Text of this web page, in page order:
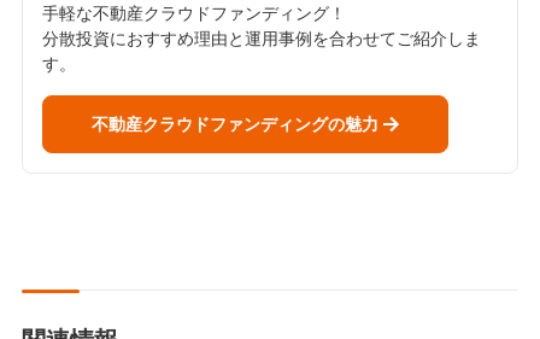
手軽な不動産クラウドファンディング！
分散投資におすすめ理由と運用事例を合わせてご紹介しま
す。
不動産クラウドファンディングの魅力